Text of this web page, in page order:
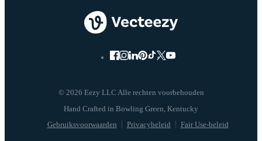
© 2026 Eezy LLC Alle rechten voorbehouden
Gebruiksvoorwaarden Privacybeleid Fair Use-beleid